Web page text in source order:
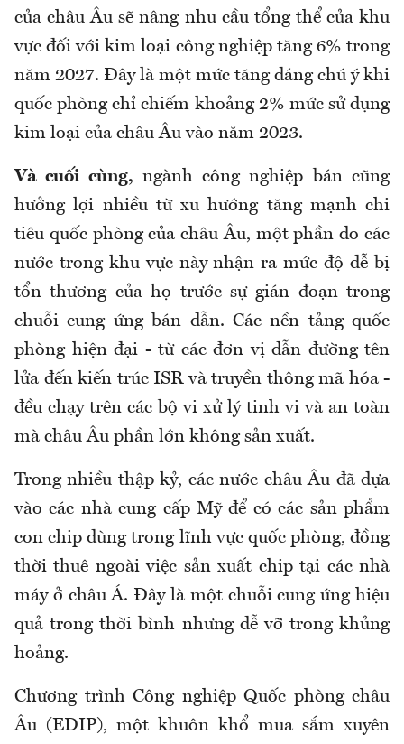
của châu Âu sẽ nâng nhu cầu tổng thể của khu
vực đối với kim loại công nghiệp tăng 6% trong
năm 2027. Đây là một mức tăng đáng chú ý khi
quốc phòng chỉ chiếm khoảng 2% mức sử dụng
kim loại của châu Âu vào năm 2023.
Và cuối cùng, ngành công nghiệp bán cũng
hưởng lợi nhiều từ xu hướng tăng mạnh chi
tiêu quốc phòng của châu Âu, một phần do các
nước trong khu vực này nhận ra mức độ dễ bị
tổn thương của họ trước sự gián đoạn trong
chuỗi cung ứng bán dẫn. Các nền tảng quốc
phòng hiện đại - từ các đơn vị dẫn đường tên
lửa đến kiến trúc ISR và truyền thông mã hóa -
đều chạy trên các bộ vi xử lý tinh vi và an toàn
mà châu Âu phần lớn không sản xuất.
Trong nhiều thập kỷ, các nước châu Âu đã dựa
vào các nhà cung cấp Mỹ để có các sản phẩm
con chip dùng trong lĩnh vực quốc phòng, đồng
thời thuê ngoài việc sản xuất chip tại các nhà
máy ở châu Á. Đây là một chuỗi cung ứng hiệu
quả trong thời bình nhưng dễ vỡ trong khủng
hoảng.
Chương trình Công nghiệp Quốc phòng châu
Âu (EDIP), một khuôn khổ mua sắm xuyên